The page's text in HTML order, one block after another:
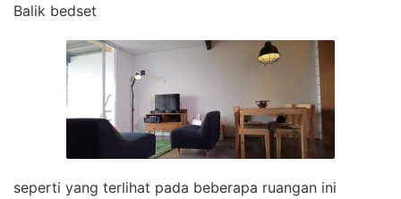
Balik bedset
seperti yang terlihat pada beberapa ruangan ini